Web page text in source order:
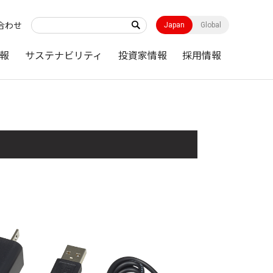
わせ Japan Global
サステナビリティ 投資家情報 採用情報